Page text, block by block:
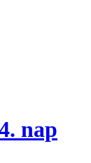
nap